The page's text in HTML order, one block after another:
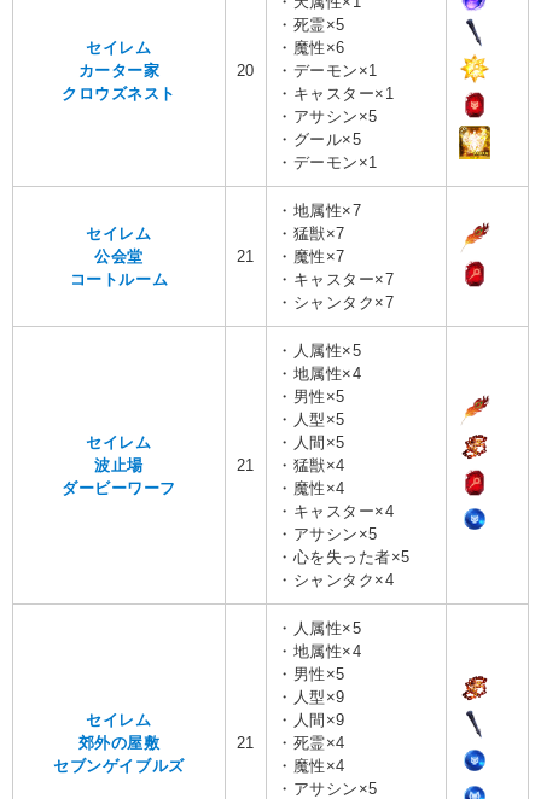
セイレム
カーター家
クロウズネスト
20
・死霊×5
・魔性×6
・デーモン×1
・キャスター×1
・アサシン×5
・グール×5
・デーモン×1
セイレム
公会堂
コートルーム
21
・地属性×7
・猛獣×7
・魔性×7
・キャスター×7
・シャンタク×7
セイレム
波止場
ダービーワーフ
21
・人属性×5
・地属性×4
・男性×5
・人型×5
・人間×5
・猛獣×4
・魔性×4
・キャスター×4
・アサシン×5
・心を失った者×5
・シャンタク×4
セイレム
郊外の屋敷
セブンゲイブルズ
21
・人属性×5
・地属性×4
・男性×5
・人型×9
・人間×9
・死霊×4
・魔性×4
・アサシン×5